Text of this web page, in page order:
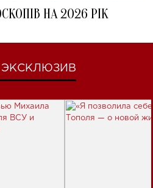
НА 2026 РІК
ЭКСКЛЮЗИВ